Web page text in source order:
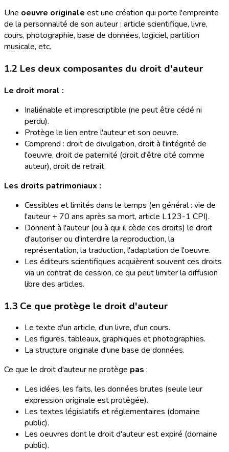
Une oeuvre originale est une création qui porte l'empreinte
de la personnalité de son auteur : article scientifique, livre,
cours, photographie, base de données, logiciel, partition
musicale, etc.
1.2 Les deux composantes du droit d'auteur
Le droit moral :
Inaliénable et imprescriptible (ne peut être cédé ni
perdu).
Protège le lien entre l'auteur et son oeuvre.
Comprend : droit de divulgation, droit à l'intégrité de
l'oeuvre, droit de paternité (droit d'être cité comme
auteur), droit de retrait.
Les droits patrimoniaux :
Cessibles et limités dans le temps (en général : vie de
l'auteur + 70 ans après sa mort, article L123-1 CPI).
Donnent à l'auteur (ou à qui il cède ces droits) le droit
d'autoriser ou d'interdire la reproduction, la
représentation, la traduction, l'adaptation de l'oeuvre.
Les éditeurs scientifiques acquièrent souvent ces droits
via un contrat de cession, ce qui peut limiter la diffusion
libre des articles.
1.3 Ce que protège le droit d'auteur
Le texte d'un article, d'un livre, d'un cours.
Les figures, tableaux, graphiques et photographies.
La structure originale d'une base de données.
Ce que le droit d'auteur ne protège pas :
Les idées, les faits, les données brutes (seule leur
expression originale est protégée).
Les textes législatifs et réglementaires (domaine
public).
Les oeuvres dont le droit d'auteur est expiré (domaine
public).